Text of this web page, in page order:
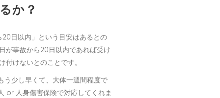
か？
日以内」という目安はあるとの
が事故から20日以内であれば受け
けないとのことです。
う少し早くて、大体一週間程度で
or 人身傷害保険で対応してくれま